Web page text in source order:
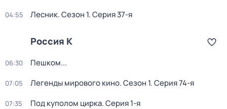
04:55 Лесник. Сезон 1. Серия 37-я
Россия К
06:30 Пешком...
07:05 Легенды мирового кино. Сезон 1. Серия 74-я
07:35 Под куполом цирка. Серия 1-я